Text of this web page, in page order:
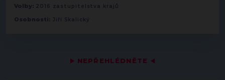
▶ NEPŘEHLÉDNĚTE ◀
Volby: 2016 zastupitelstva krajů
Osobnosti: Jiří Skalický